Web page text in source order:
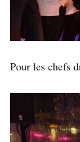
Pour les chefs